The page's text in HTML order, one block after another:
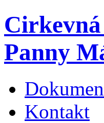
Panny
Kontakt